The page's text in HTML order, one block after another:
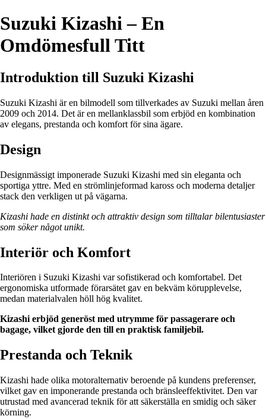
Suzuki Kizashi – En
Omdömesfull Titt
Introduktion till Suzuki Kizashi
Suzuki Kizashi är en bilmodell som tillverkades av Suzuki mellan åren
2009 och 2014. Det är en mellanklassbil som erbjöd en kombination
av elegans, prestanda och komfort för sina ägare.
Design
Designmässigt imponerade Suzuki Kizashi med sin eleganta och
sportiga yttre. Med en strömlinjeformad kaross och moderna detaljer
stack den verkligen ut på vägarna.
Kizashi hade en distinkt och attraktiv design som tilltalar bilentusiaster
som söker något unikt.
Interiör och Komfort
Interiören i Suzuki Kizashi var sofistikerad och komfortabel. Det
ergonomiska utformade förarsätet gav en bekväm körupplevelse,
medan materialvalen höll hög kvalitet.
Kizashi erbjöd generöst med utrymme för passagerare och
bagage, vilket gjorde den till en praktisk familjebil.
Prestanda och Teknik
Kizashi hade olika motoralternativ beroende på kundens preferenser,
vilket gav en imponerande prestanda och bränsleeffektivitet. Den var
utrustad med avancerad teknik för att säkerställa en smidig och säker
körning.